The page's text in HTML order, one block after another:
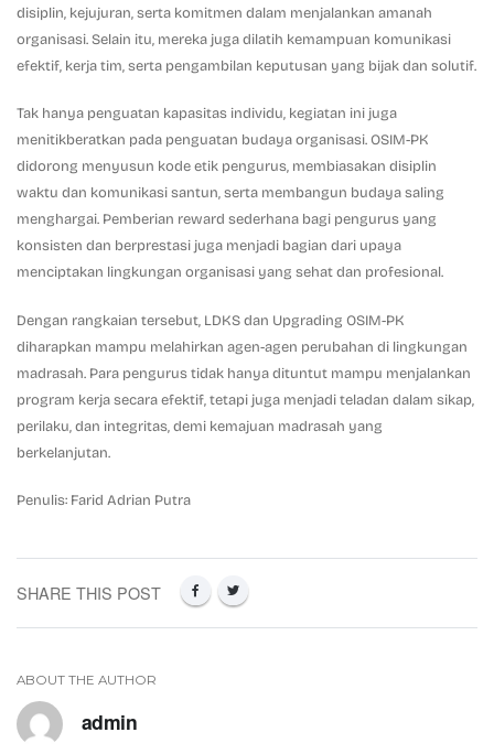
disiplin, kejujuran, serta komitmen dalam menjalankan amanah
organisasi. Selain itu, mereka juga dilatih kemampuan komunikasi
efektif, kerja tim, serta pengambilan keputusan yang bijak dan solutif.
Tak hanya penguatan kapasitas individu, kegiatan ini juga
menitikberatkan pada penguatan budaya organisasi. OSIM-PK
didorong menyusun kode etik pengurus, membiasakan disiplin
waktu dan komunikasi santun, serta membangun budaya saling
menghargai. Pemberian reward sederhana bagi pengurus yang
konsisten dan berprestasi juga menjadi bagian dari upaya
menciptakan lingkungan organisasi yang sehat dan profesional.
Dengan rangkaian tersebut, LDKS dan Upgrading OSIM-PK
diharapkan mampu melahirkan agen-agen perubahan di lingkungan
madrasah. Para pengurus tidak hanya dituntut mampu menjalankan
program kerja secara efektif, tetapi juga menjadi teladan dalam sikap,
perilaku, dan integritas, demi kemajuan madrasah yang
berkelanjutan.
Penulis: Farid Adrian Putra
SHARE THIS POST
ABOUT THE AUTHOR
admin